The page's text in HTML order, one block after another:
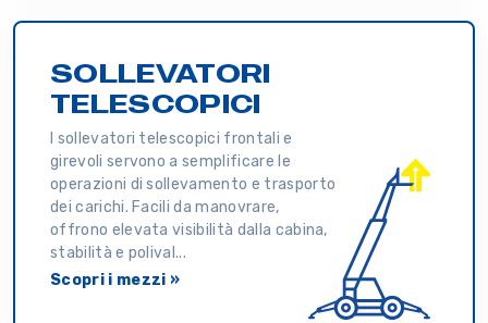
SOLLEVATORI
TELESCOPICI
I sollevatori telescopici frontali e
girevoli servono a semplificare le
operazioni di sollevamento e trasporto
dei carichi. Facili da manovrare,
offrono elevata visibilità dalla cabina,
stabilità e polival...
Scopri i mezzi »